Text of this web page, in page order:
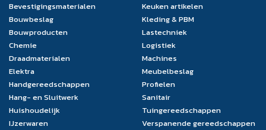
Bevestigingsmaterialen
Bouwbeslag
Bouwproducten
Chemie
Draadmaterialen
Elektra
Handgereedschappen
Hang- en Sluitwerk
Huishoudelijk
IJzerwaren
Keuken artikelen
Kleding & PBM
Lastechniek
Logistiek
Machines
Meubelbeslag
Profielen
Sanitair
Tuingereedschappen
Verspanende gereedschappen